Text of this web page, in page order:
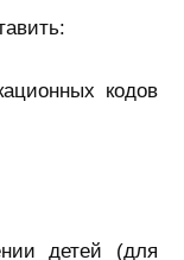
кодов
детей (для